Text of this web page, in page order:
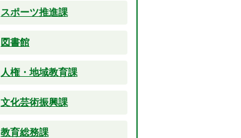
スポーツ推進課
図書館
人権・地域教育課
文化芸術振興課
教育総務課